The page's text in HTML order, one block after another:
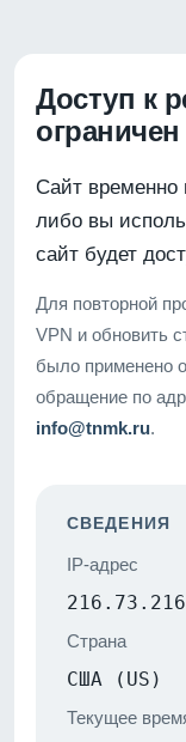
Доступ к
ограничен
Сайт временно
либо вы
сайт будет
Для повторной
VPN и обновить
было применено
обращение по
info@tnmk.ru.
СВЕДЕНИЯ
IP-адрес
Страна
США (US)
Текущее